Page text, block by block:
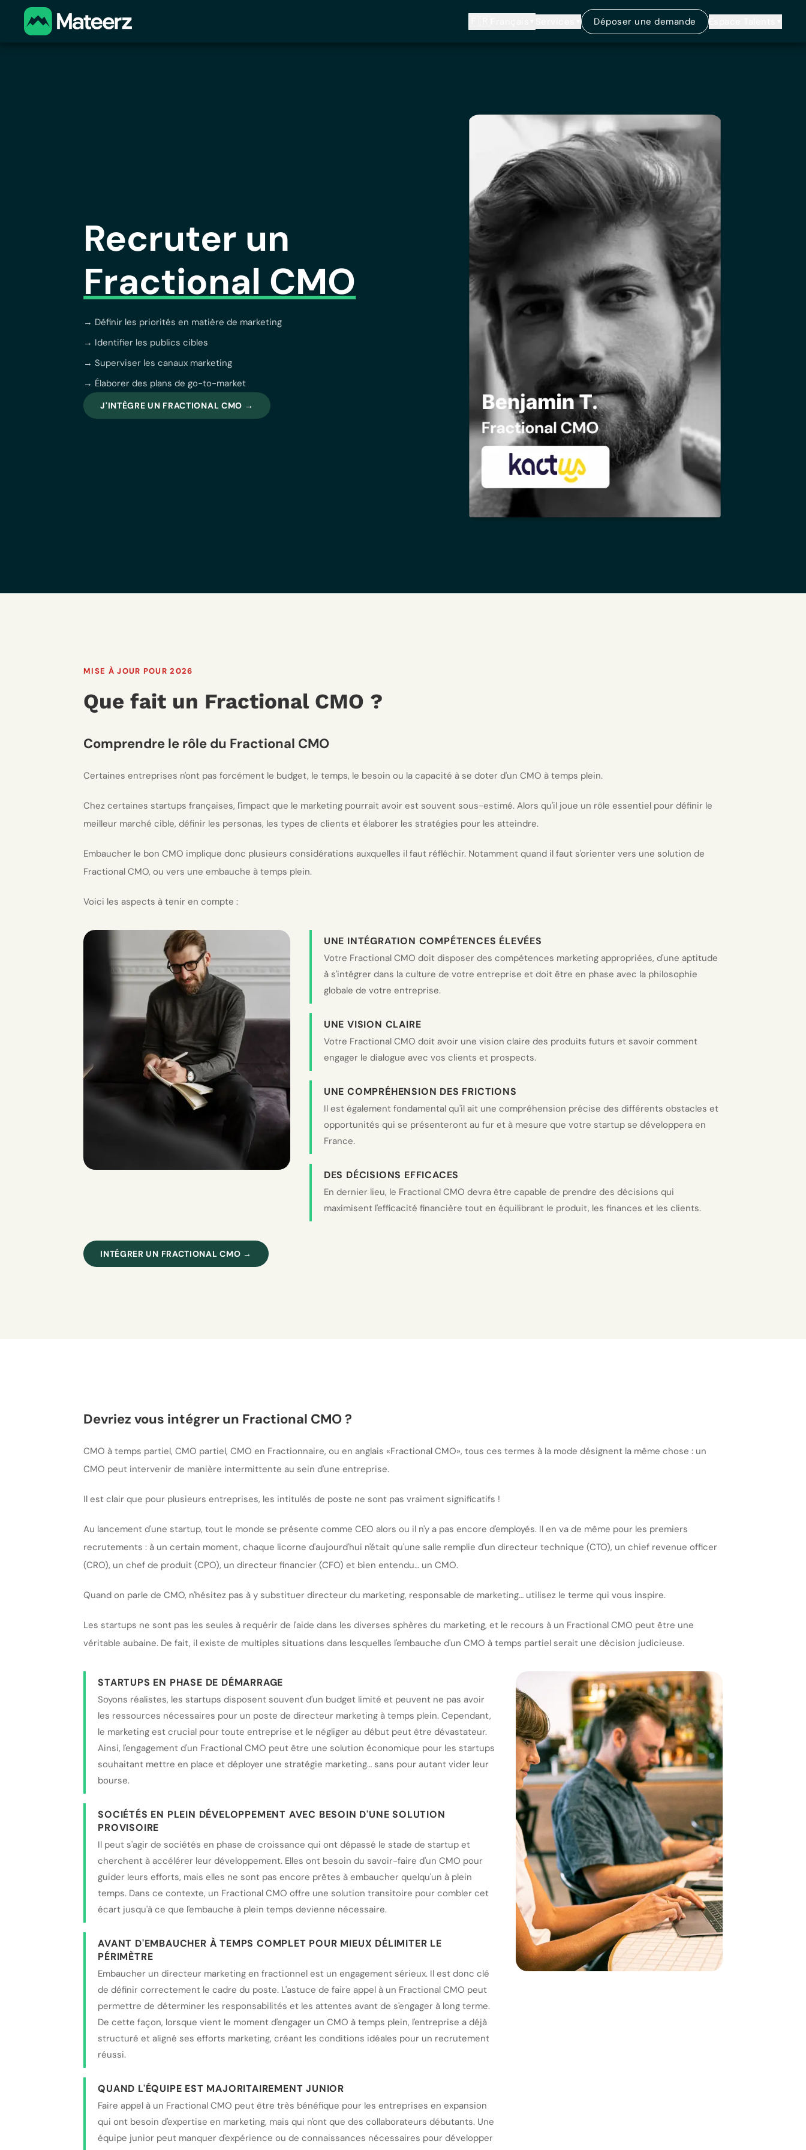
Déposer une demande Espace Talents
Recruter un
Fractional CMO
→ Définir les priorités en matière de marketing
→ Identifier les publics cibles
→ Superviser les canaux marketing
→ Élaborer des plans de go-to-market
J'INTÈGRE UN FRACTIONAL CMO →
MISE À JOUR POUR 2026
Que fait un Fractional CMO ?
Comprendre le rôle du Fractional CMO
Certaines entreprises n'ont pas forcément le budget, le temps, le besoin ou la capacité à se doter d'un CMO à temps plein.
Chez certaines startups françaises, l'impact que le marketing pourrait avoir est souvent sous-estimé. Alors qu'il joue un rôle essentiel pour définir le
meilleur marché cible, définir les personas, les types de clients et élaborer les stratégies pour les atteindre.
Embaucher le bon CMO implique donc plusieurs considérations auxquelles il faut réfléchir. Notamment quand il faut s'orienter vers une solution de
Fractional CMO, ou vers une embauche à temps plein.
Voici les aspects à tenir en compte :
UNE INTÉGRATION COMPÉTENCES ÉLEVÉES
Votre Fractional CMO doit disposer des compétences marketing appropriées, d'une aptitude
à s'intégrer dans la culture de votre entreprise et doit être en phase avec la philosophie
globale de votre entreprise.
UNE VISION CLAIRE
Votre Fractional CMO doit avoir une vision claire des produits futurs et savoir comment
engager le dialogue avec vos clients et prospects.
UNE COMPRÉHENSION DES FRICTIONS
Il est également fondamental qu'il ait une compréhension précise des différents obstacles et
opportunités qui se présenteront au fur et à mesure que votre startup se développera en
France.
DES DÉCISIONS EFFICACES
En dernier lieu, le Fractional CMO devra être capable de prendre des décisions qui
maximisent l'efficacité financière tout en équilibrant le produit, les finances et les clients.
INTÉGRER UN FRACTIONAL CMO →
Devriez vous intégrer un Fractional CMO ?
CMO à temps partiel, CMO partiel, CMO en Fractionnaire, ou en anglais «Fractional CMO», tous ces termes à la mode désignent la même chose : un
CMO peut intervenir de manière intermittente au sein d'une entreprise.
Il est clair que pour plusieurs entreprises, les intitulés de poste ne sont pas vraiment significatifs !
Au lancement d'une startup, tout le monde se présente comme CEO alors ou il n'y a pas encore d'employés. Il en va de même pour les premiers
recrutements : à un certain moment, chaque licorne d'aujourd'hui n'était qu'une salle remplie d'un directeur technique (CTO), un chief revenue officer
(CRO), un chef de produit (CPO), un directeur financier (CFO) et bien entendu… un CMO.
Quand on parle de CMO, n'hésitez pas à y substituer directeur du marketing, responsable de marketing… utilisez le terme qui vous inspire.
Les startups ne sont pas les seules à requérir de l'aide dans les diverses sphères du marketing, et le recours à un Fractional CMO peut être une
véritable aubaine. De fait, il existe de multiples situations dans lesquelles l'embauche d'un CMO à temps partiel serait une décision judicieuse.
STARTUPS EN PHASE DE DÉMARRAGE
Soyons réalistes, les startups disposent souvent d'un budget limité et peuvent ne pas avoir
les ressources nécessaires pour un poste de directeur marketing à temps plein. Cependant,
le marketing est crucial pour toute entreprise et le négliger au début peut être dévastateur.
Ainsi, l'engagement d'un Fractional CMO peut être une solution économique pour les startups
souhaitant mettre en place et déployer une stratégie marketing… sans pour autant vider leur
bourse.
SOCIÉTÉS EN PLEIN DÉVELOPPEMENT AVEC BESOIN D'UNE SOLUTION
PROVISOIRE
Il peut s'agir de sociétés en phase de croissance qui ont dépassé le stade de startup et
cherchent à accélérer leur développement. Elles ont besoin du savoir-faire d'un CMO pour
guider leurs efforts, mais elles ne sont pas encore prêtes à embaucher quelqu'un à plein
temps. Dans ce contexte, un Fractional CMO offre une solution transitoire pour combler cet
écart jusqu'à ce que l'embauche à plein temps devienne nécessaire.
AVANT D'EMBAUCHER À TEMPS COMPLET POUR MIEUX DÉLIMITER LE
PÉRIMÈTRE
Embaucher un directeur marketing en fractionnel est un engagement sérieux. Il est donc clé
de définir correctement le cadre du poste. L'astuce de faire appel à un Fractional CMO peut
permettre de déterminer les responsabilités et les attentes avant de s'engager à long terme.
De cette façon, lorsque vient le moment d'engager un CMO à temps plein, l'entreprise a déjà
structuré et aligné ses efforts marketing, créant les conditions idéales pour un recrutement
réussi.
QUAND L'ÉQUIPE EST MAJORITAIREMENT JUNIOR
Faire appel à un Fractional CMO peut être très bénéfique pour les entreprises en expansion
qui ont besoin d'expertise en marketing, mais qui n'ont que des collaborateurs débutants. Une
équipe junior peut manquer d'expérience ou de connaissances nécessaires pour développer